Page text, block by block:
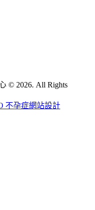
© 2026. All Rights
不孕症網站設計